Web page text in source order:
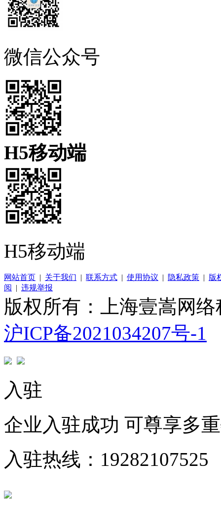
微信公众号
H5移动端
H5移动端
网站首页 | 关于我们 | 联系方式 | 使用协议 | 隐私政策 | 版
阅
| 违规举报
版权所有：上海壹嵩网
沪ICP备2021034207号-1
入驻
企业入驻成功 可尊享多
入驻热线：19282107525